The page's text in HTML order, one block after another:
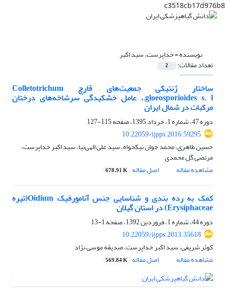
c3518cb17d976b8
نویسنده =خداپرست، سید اکبر
تعداد مقالات: 2
ساختار ژنتیکی جمعیت‌های قارچ Colletotrichum
gloeosporioides s. l.، عامل خشکیدگی سرشاخه‌های درختان
مرکبات در شمال ایران
دوره 47، شماره 1، خرداد 1395، صفحه
115-127
10.22059/ijpps.2016.59295
حسین طاهری، محمد جوان نیکخواه، سید علی الهی‌نیا، سید اکبر خداپرست،
مرتضی گل محمدی
مشاهده مقاله
اصل مقاله 678.91 K
کمک به رده بندی و شناسایی جنس آنامورفیک Oidium(تیره
Erysiphaceae) در استان گیلان
دوره 44، شماره 1، فروردین 1392، صفحه
1-13
10.22059/ijpps.2013.35618
کوثر شریفی، سید اکبر خداپرست، صدیقه موسی نژاد
مشاهده مقاله
اصل مقاله 569.84 K